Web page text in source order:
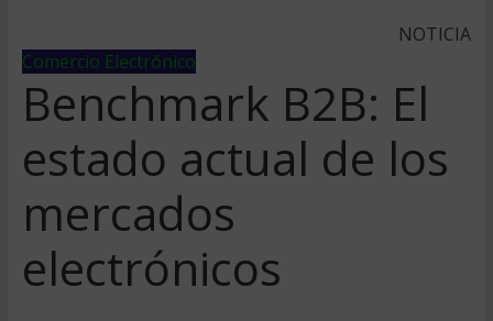
NOTICIA
Comercio Electrónico
Benchmark B2B: El
estado actual de los
mercados
electrónicos